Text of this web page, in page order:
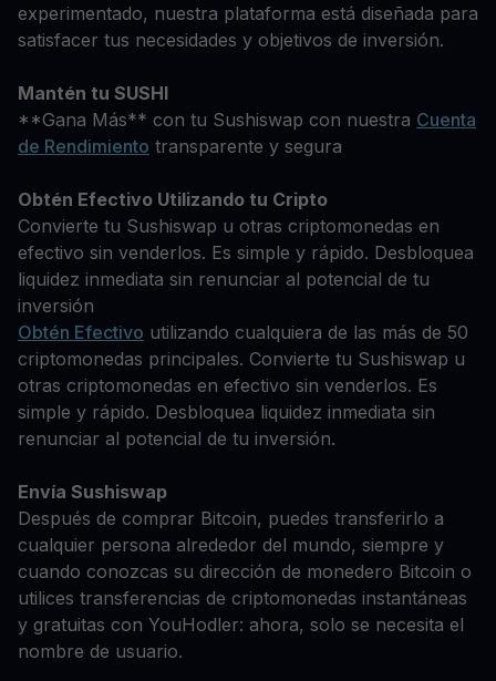
experimentado, nuestra plataforma está diseñada para
satisfacer tus necesidades y objetivos de inversión.
Mantén tu SUSHI
**Gana Más** con tu Sushiswap con nuestra Cuenta
de Rendimiento transparente y segura
Obtén Efectivo Utilizando tu Cripto
Convierte tu Sushiswap u otras criptomonedas en
efectivo sin venderlos. Es simple y rápido. Desbloquea
liquidez inmediata sin renunciar al potencial de tu
inversión
Obtén Efectivo utilizando cualquiera de las más de 50
criptomonedas principales. Convierte tu Sushiswap u
otras criptomonedas en efectivo sin venderlos. Es
simple y rápido. Desbloquea liquidez inmediata sin
renunciar al potencial de tu inversión.
Envía Sushiswap
Después de comprar Bitcoin, puedes transferirlo a
cualquier persona alrededor del mundo, siempre y
cuando conozcas su dirección de monedero Bitcoin o
utilices transferencias de criptomonedas instantáneas
y gratuitas con YouHodler: ahora, solo se necesita el
nombre de usuario.